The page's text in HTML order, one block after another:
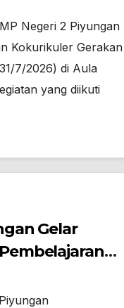
Negeri 2 Piyungan
Kokurikuler Gerakan
7/2026) di Aula
yang diikuti
Gelar